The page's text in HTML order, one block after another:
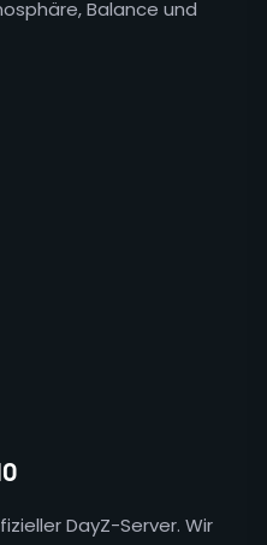
Balance und
DayZ-Server. Wir